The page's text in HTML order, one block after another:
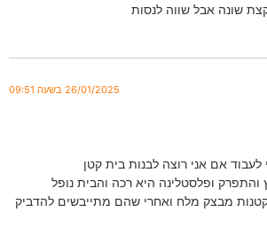
שונה אבל שווה לנסות
26/01/2025 בשעה 09:51
אם אני רוצה לבנות בית קטן
ופלסטלינה היא רכה והבית נופל
קטנות מבצק מלח ואחרי שהם מתייבשים להדביק